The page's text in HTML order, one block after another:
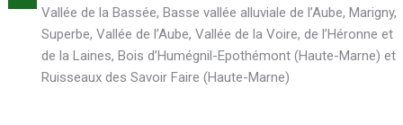
Vallée de la Bassée, Basse vallée alluviale de l’Aube, Marigny,
Superbe, Vallée de l’Aube, Vallée de la Voire, de l’Héronne et
de la Laines, Bois d’Humégnil-Epothémont (Haute-Marne) et
Ruisseaux des Savoir Faire (Haute-Marne)